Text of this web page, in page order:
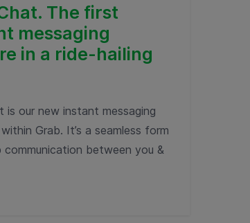
The first
messaging
in a ride-hailing
is our new instant messaging
Grab. It’s a seamless form
communication between you &